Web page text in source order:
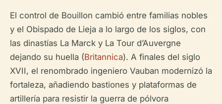
El control de Bouillon cambió entre familias nobles
y el Obispado de Lieja a lo largo de los siglos, con
las dinastías La Marck y La Tour d’Auvergne
dejando su huella (Britannica). A finales del siglo
XVII, el renombrado ingeniero Vauban modernizó la
fortaleza, añadiendo bastiones y plataformas de
artillería para resistir la guerra de pólvora